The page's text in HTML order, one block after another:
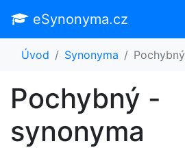
eSynonyma.cz
Úvod Synonyma Pochybný
Pochybný -
synonyma